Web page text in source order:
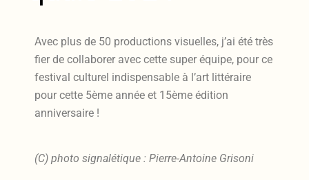
Avec plus de 50 productions visuelles, j’ai été très
fier de collaborer avec cette super équipe, pour ce
festival culturel indispensable à l’art littéraire
pour cette 5ème année et 15ème édition
anniversaire !
(C) photo signalétique : Pierre-Antoine Grisoni